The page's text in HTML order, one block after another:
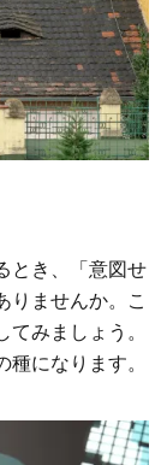
とき、「意図せ
りませんか。こ
みましょう。
になります。